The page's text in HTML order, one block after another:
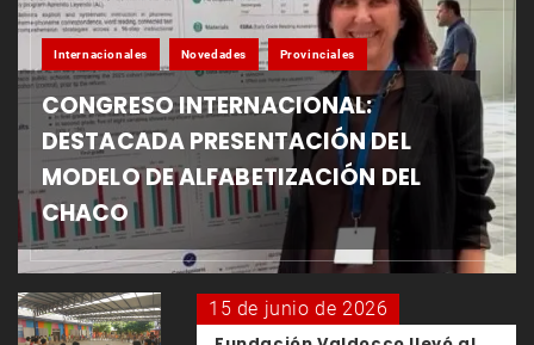
Internacionales Novedades Provinciales
CONGRESO INTERNACIONAL:
DESTACADA PRESENTACIÓN DEL
MODELO DE ALFABETIZACIÓN DEL
CHACO
15 de junio de 2026